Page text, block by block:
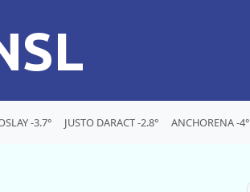
-3.7° JUSTO DARACT -2.8° ANCHORENA -4°